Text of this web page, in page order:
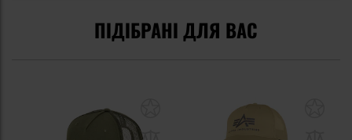
ПІДІБРАНІ ДЛЯ ВАС